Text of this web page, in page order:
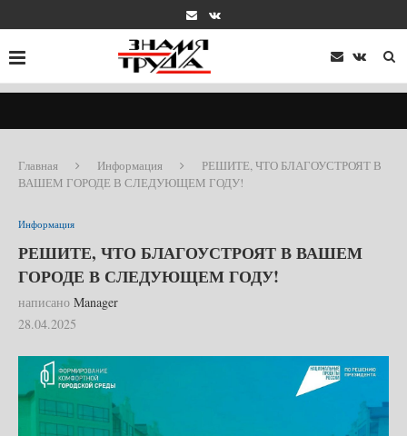
Главная Информация
РЕШИТЕ, ЧТО БЛАГОУСТРОЯТ В
ВАШЕМ ГОРОДЕ В СЛЕДУЮЩЕМ ГОДУ!
Информация
РЕШИТЕ, ЧТО БЛАГОУСТРОЯТ В ВАШЕМ
ГОРОДЕ В СЛЕДУЮЩЕМ ГОДУ!
написано Manager
28.04.2025